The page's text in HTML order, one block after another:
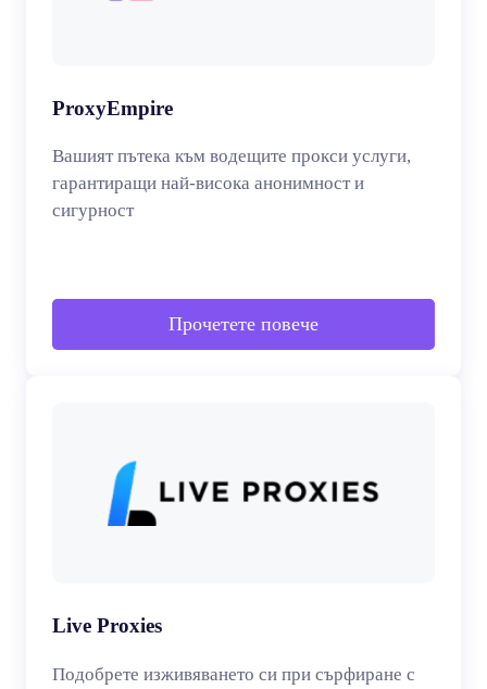
ProxyEmpire
Вашият пътека към водещите прокси услуги,
гарантиращи най-висока анонимност и
сигурност
Прочетете повече
Live Proxies
Подобрете изживяването си при сърфиране с